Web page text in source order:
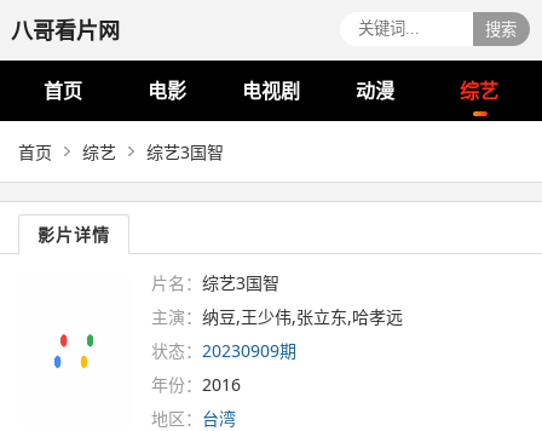
八哥看片网 搜索
首页 电影 电视剧 动漫 综艺
首页 综艺 综艺3国智
影片详情
片名： 综艺3国智
主演： 纳豆,王少伟,张立东,哈孝远
状态： 20230909期
年份： 2016
地区： 台湾